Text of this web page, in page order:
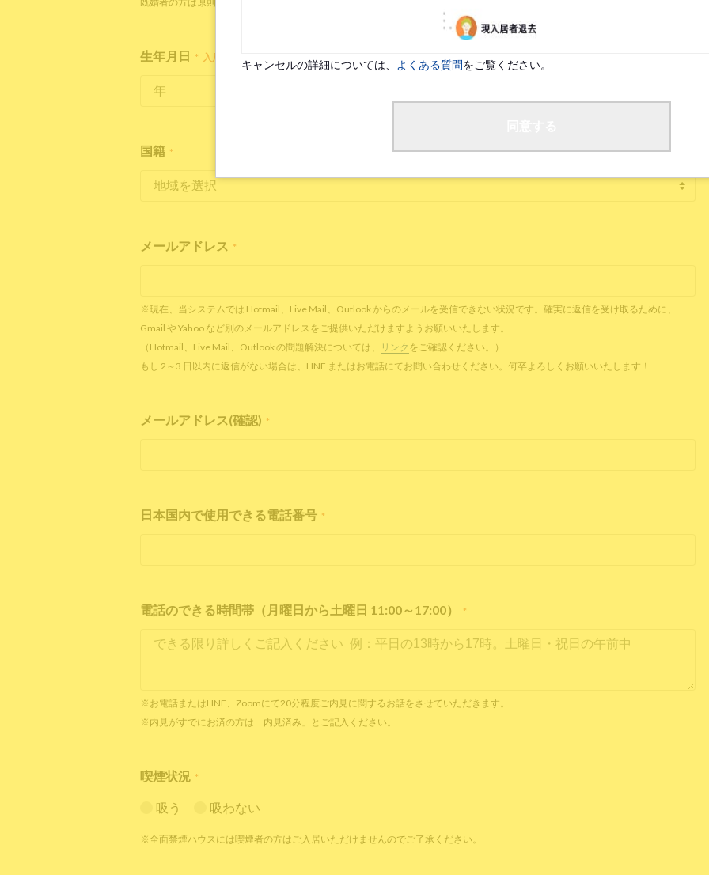
生年月日 * 入居時点で18歳～35歳の方が対象です。
国籍 *
メールアドレス *
※現在、当システムでは Hotmail、Live Mail、Outlook からのメールを受信できない状況です。確実に返信を受け取るために、
Gmail や Yahoo など別のメールアドレスをご提供いただけますようお願いいたします。
（Hotmail、Live Mail、Outlook の問題解決については、
リンク をご確認ください。）
もし 2～3 日以内に返信がない場合は、LINE またはお電話にてお問い合わせください。何卒よろしくお願いいたします！
メールアドレス(確認) *
日本国内で使用できる電話番号 *
電話のできる時間帯（月曜日から土曜日 11:00～17:00） *
※お電話またはLINE、Zoomにて20分程度ご内見に関するお話をさせていただきます。
※内見がすでにお済の方は「内見済み」とご記入ください。
喫煙状況 *
吸う 吸わない
※全面禁煙ハウスには喫煙者の方はご入居いただけませんのでご了承ください。
キャンセルの詳細については、 よくある質問をご覧ください。